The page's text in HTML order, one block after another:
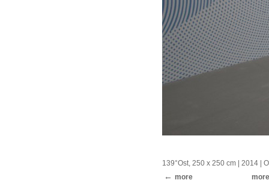
139°Ost, 250 x 250 cm | 2014 |
more
more